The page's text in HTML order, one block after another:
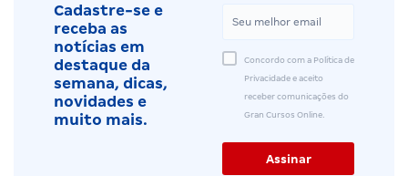
Cadastre-se e
receba as
notícias em
destaque da
semana, dicas,
novidades e
muito mais.
Concordo com a Política de
Privacidade e aceito
receber comunicações do
Gran Cursos Online.